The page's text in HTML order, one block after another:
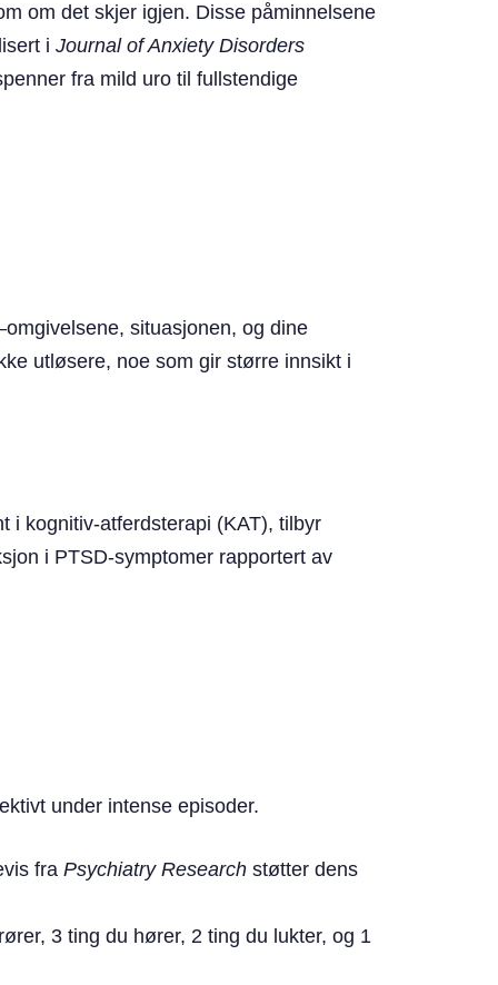
om det skjer igjen. Disse påminnelsene
i Journal of Anxiety Disorders
fra mild uro til fullstendige
situasjonen, og dine
utløsere, noe som gir større innsikt i
i kognitiv-atferdsterapi (KAT), tilbyr
i PTSD-symptomer rapportert av
under intense episoder.
fra Psychiatry Research støtter dens
3 ting du hører, 2 ting du lukter, og 1